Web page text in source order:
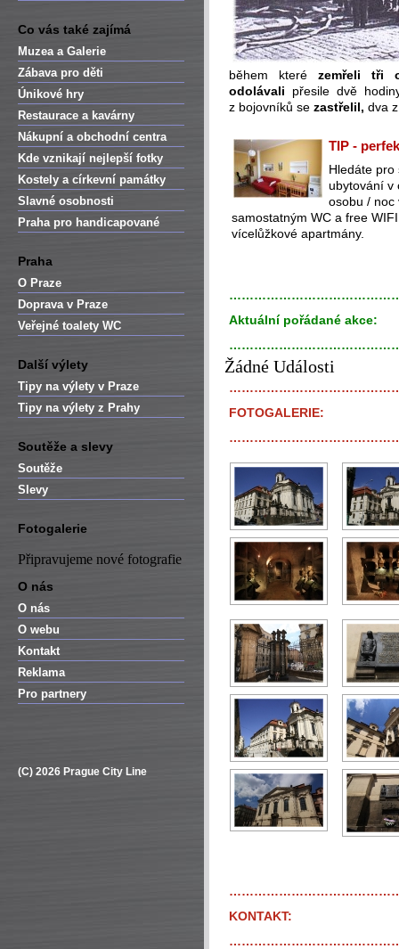
Co vás také zajímá
Muzea a Galerie
Zábava pro děti
Únikové hry
Restaurace a kavárny
Nákupní a obchodní centra
Kde vznikají nejlepší fotky
Kostely a církevní památky
Slavné osobnosti
Praha pro handicapované
Praha
O Praze
Doprava v Praze
Veřejné toalety WC
Další výlety
Tipy na výlety v Praze
Tipy na výlety z Prahy
Soutěže a slevy
Soutěže
Slevy
Fotogalerie
Připravujeme nové fotografie
O nás
O nás
O webu
Kontakt
Reklama
Pro partnery
(C) 2026 Prague City Line
během které zemřeli tři
odolávali přesile dvě
z bojovníků se zastřelil, dva
TIP -
Hledáte pro
ubytování v
osobu / noc
samostatným WC a free
vícelůžkové apartmány.
Aktuální pořádané akce:
Žádné Události
FOTOGALERIE:
KONTAKT: